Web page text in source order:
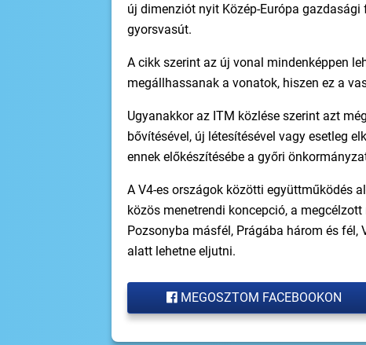
új dimenziót nyit Közép-Európa
gyorsvasút.
A cikk szerint az új vonal mindenképpen
megállhassanak a vonatok, hiszen ez a
Ugyanakkor az ITM közlése szerint azt
bővítésével, új létesítésével vagy esetleg
ennek előkészítésébe a győri
A V4-es országok közötti együttműködés
közös menetrendi koncepció, a
Pozsonyba másfél, Prágába három és fél,
alatt lehetne eljutni.
MEGOSZTOM FACEBOOKON